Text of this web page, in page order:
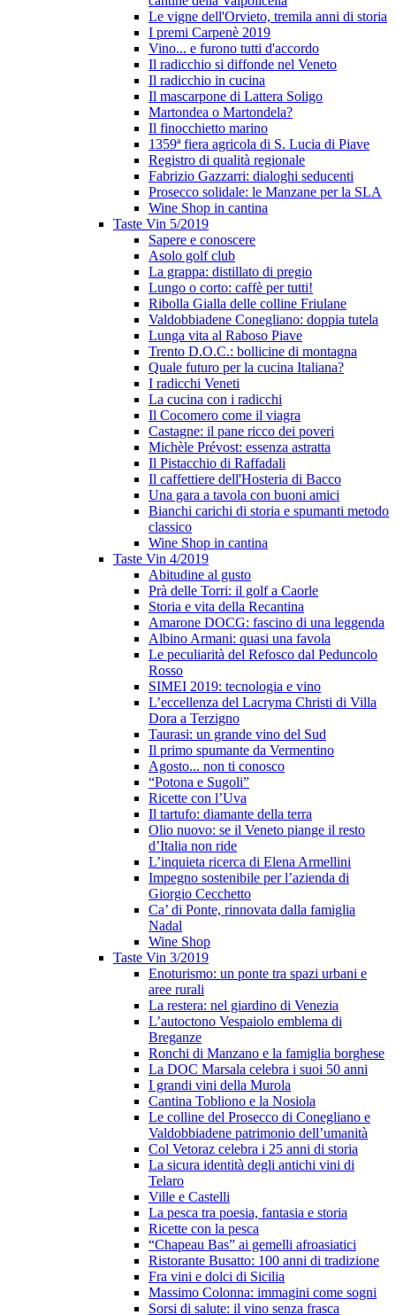
Le vigne dell'Orvieto, tremila anni di storia
I premi Carpenè 2019
Vino... e furono tutti d'accordo
Il radicchio si diffonde nel Veneto
Il radicchio in cucina
Il mascarpone di Lattera Soligo
Martondea o Martondela?
Il finocchietto marino
1359ª fiera agricola di S. Lucia di Piave
Registro di qualità regionale
Fabrizio Gazzarri: dialoghi seducenti
Prosecco solidale: le Manzane per la SLA
Wine Shop in cantina
Taste Vin 5/2019
Sapere e conoscere
Asolo golf club
La grappa: distillato di pregio
Lungo o corto: caffè per tutti!
Ribolla Gialla delle colline Friulane
Valdobbiadene Conegliano: doppia tutela
Lunga vita al Raboso Piave
Trento D.O.C.: bollicine di montagna
Quale futuro per la cucina Italiana?
I radicchi Veneti
La cucina con i radicchi
Il Cocomero come il viagra
Castagne: il pane ricco dei poveri
Michèle Prévost: essenza astratta
Il Pistacchio di Raffadali
Il caffettiere dell'Hosteria di Bacco
Una gara a tavola con buoni amici
Bianchi carichi di storia e spumanti metodo
classico
Wine Shop in cantina
Taste Vin 4/2019
Abitudine al gusto
Prà delle Torri: il golf a Caorle
Storia e vita della Recantina
Amarone DOCG: fascino di una leggenda
Albino Armani: quasi una favola
Le peculiarità del Refosco dal Peduncolo
Rosso
SIMEI 2019: tecnologia e vino
L’eccellenza del Lacryma Christi di Villa
Dora a Terzigno
Taurasi: un grande vino del Sud
Il primo spumante da Vermentino
Agosto... non ti conosco
“Potona e Sugoli”
Ricette con l’Uva
Il tartufo: diamante della terra
Olio nuovo: se il Veneto piange il resto
d’Italia non ride
L’inquieta ricerca di Elena Armellini
Impegno sostenibile per l’azienda di
Giorgio Cecchetto
Ca’ di Ponte, rinnovata dalla famiglia
Nadal
Wine Shop
Taste Vin 3/2019
Enoturismo: un ponte tra spazi urbani e
aree rurali
La restera: nel giardino di Venezia
L’autoctono Vespaiolo emblema di
Breganze
Ronchi di Manzano e la famiglia borghese
La DOC Marsala celebra i suoi 50 anni
I grandi vini della Murola
Cantina Tobliono e la Nosiola
Le colline del Prosecco di Conegliano e
Valdobbiadene patrimonio dell’umanità
Col Vetoraz celebra i 25 anni di storia
La sicura identità degli antichi vini di
Telaro
Ville e Castelli
La pesca tra poesia, fantasia e storia
Ricette con la pesca
“Chapeau Bas” ai gemelli afroasiatici
Ristorante Busatto: 100 anni di tradizione
Fra vini e dolci di Sicilia
Massimo Colonna: immagini come sogni
Sorsi di salute: il vino senza frasca